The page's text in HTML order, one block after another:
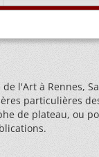
l'Art à Rennes,
particulières
de plateau, ou